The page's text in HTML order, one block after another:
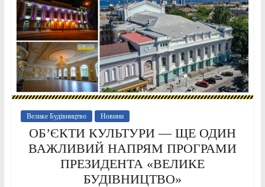
Велике Будівництво Новини
ОБ’ЄКТИ КУЛЬТУРИ — ЩЕ ОДИН
ВАЖЛИВИЙ НАПРЯМ ПРОГРАМИ
ПРЕЗИДЕНТА «ВЕЛИКЕ
БУДІВНИЦТВО»